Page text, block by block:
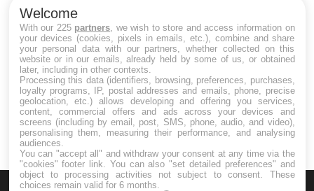
Maladie de Charcot (Sclérose latérale
amyotrophique)
Welcome
With our 225 partners , we wish to store and access information on
your devices (cookies, pixels in emails, etc.), combine and share
your personal data with our partners, whether collected on this
website or in our emails, already held by some of us, or obtained
later, including in other contexts.
Processing this data (identifiers, browsing, preferences, purchases,
loyalty programs, IP, postal addresses and emails, phone, precise
geolocation, etc.) allows developing and offering you services,
content, commercial offers and ads across your devices and
screens (including by email, post, SMS, phone, audio, and video),
personalising them, measuring their performance, and analysing
audiences.
You can "accept all" and withdraw your consent at any time via the
"cookies" footer link . You can also "set detailed preferences" and
object to processing activities not subject to consent. These
choices remain valid for 6 months.